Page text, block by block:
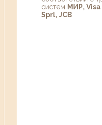
систем МИР,
Sprl, JCB